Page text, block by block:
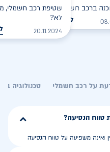
ברכב חשמלי
לקריאה
שטיפת רכב חשמלי,
לא?
20.11.2024
על רכב חשמלי טכנולוגיה
הנסיעה?
ואינה משפיעה על טווח הנסיעה